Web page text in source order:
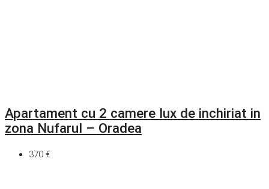
Apartament cu 2 camere lux de inchiriat in
zona Nufarul – Oradea
370 €